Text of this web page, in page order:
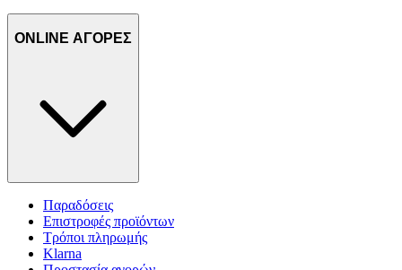
ONLINE ΑΓΟΡΕΣ
Παραδόσεις
Επιστροφές προϊόντων
Τρόποι πληρωμής
Klarna